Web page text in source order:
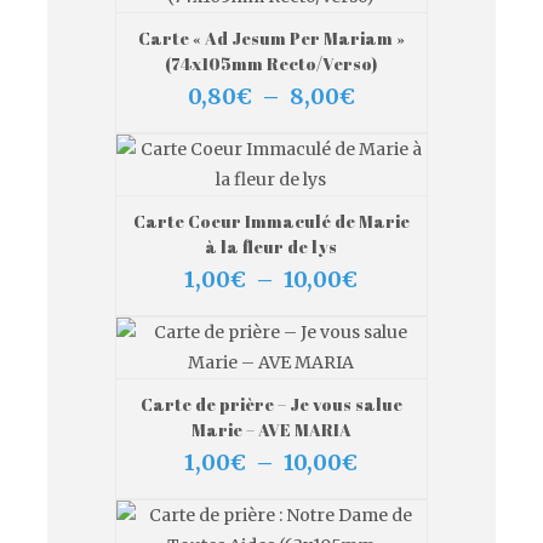
CHOIX DES OPTIONS VIEW MORE
Carte « Ad Jesum Per Mariam »
(74x105mm Recto/Verso)
0,80€ – 8,00€Plage
prix :
8,00€
CHOIX DES OPTIONS
Carte Coeur Immaculé de Marie
à la fleur de lys
1,00€ – 10,00€
prix :
10,00€
CHOIX DES OPTIONS VIEW MORE
Carte de prière – Je vous salue
Marie – AVE MARIA
1,00€ – 10,00€
prix :